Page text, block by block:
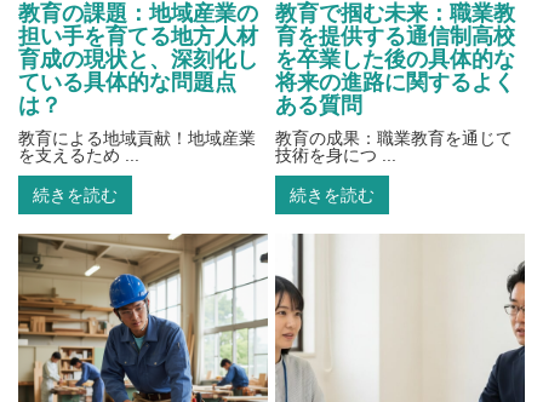
教育の課題：地域産業の
担い手を育てる地方人材
育成の現状と、深刻化し
ている具体的な問題点
は？
教育による地域貢献！地域産業
を支えるため ...
続きを読む
教育で掴む未来：職業教
育を提供する通信制高校
を卒業した後の具体的な
将来の進路に関するよく
ある質問
教育の成果：職業教育を通じて
技術を身につ ...
続きを読む